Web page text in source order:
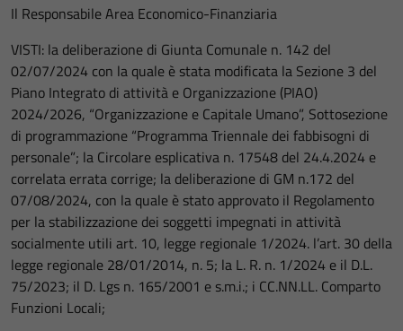
Il Responsabile Area Economico-Finanziaria
VISTI: la deliberazione di Giunta Comunale n. 142 del
02/07/2024 con la quale è stata modificata la Sezione 3 del
Piano Integrato di attività e Organizzazione (PIAO)
2024/2026, “Organizzazione e Capitale Umano”, Sottosezione
di programmazione “Programma Triennale dei fabbisogni di
personale”; la Circolare esplicativa n. 17548 del 24.4.2024 e
correlata errata corrige; la deliberazione di GM n.172 del
07/08/2024, con la quale è stato approvato il Regolamento
per la stabilizzazione dei soggetti impegnati in attività
socialmente utili art. 10, legge regionale 1/2024. l’art. 30 della
legge regionale 28/01/2014, n. 5; la L. R. n. 1/2024 e il D.L.
75/2023; il D. Lgs n. 165/2001 e s.m.i.; i CC.NN.LL. Comparto
Funzioni Locali;